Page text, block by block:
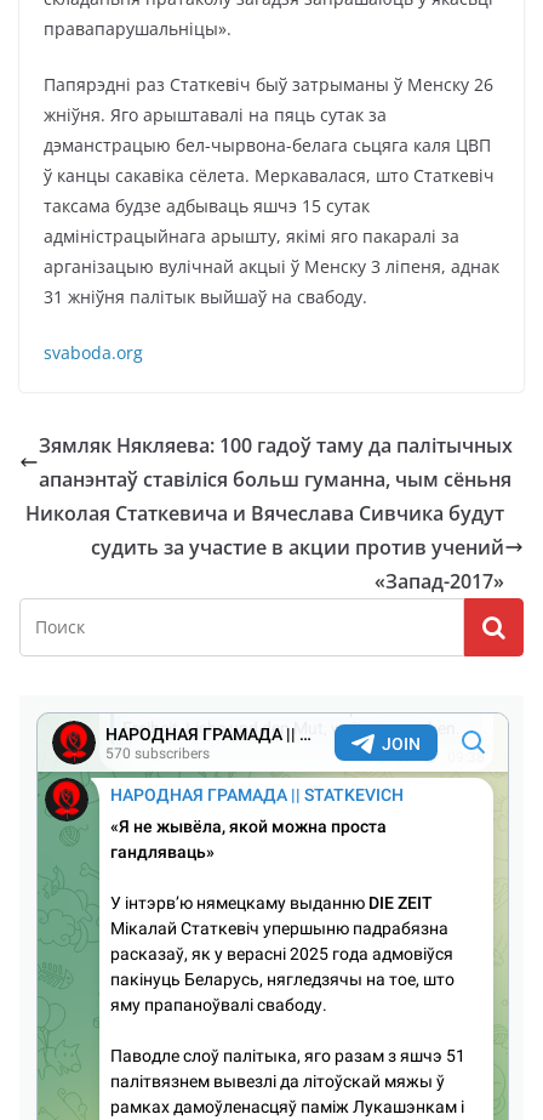
правапарушальніцы».
Папярэдні раз Статкевіч быў затрыманы ў Менску 26
жніўня. Яго арыштавалі на пяць сутак за
дэманстрацыю бел-чырвона-белага сьцяга каля ЦВП
ў канцы сакавіка сёлета. Меркавалася, што Статкевіч
таксама будзе адбываць яшчэ 15 сутак
адміністрацыйнага арышту, якімі яго пакаралі за
арганізацыю вулічнай акцыі ў Менску 3 ліпеня, аднак
31 жніўня палітык выйшаў на свабоду.
svaboda.org
Зямляк Някляева: 100 гадоў таму да палітычных
апанэнтаў ставіліся больш гуманна, чым сёньня
Николая Статкевича и Вячеслава Сивчика будут
судить за участие в акции против учений
«Запад-2017»